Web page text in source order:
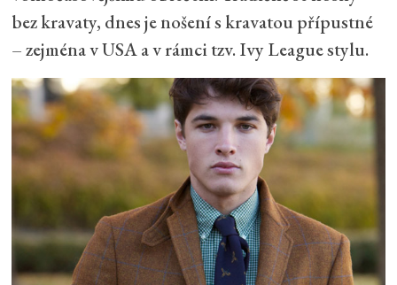
bez kravaty, dnes je nošení s kravatou přípustné
– zejména v USA a v rámci tzv. Ivy League stylu.